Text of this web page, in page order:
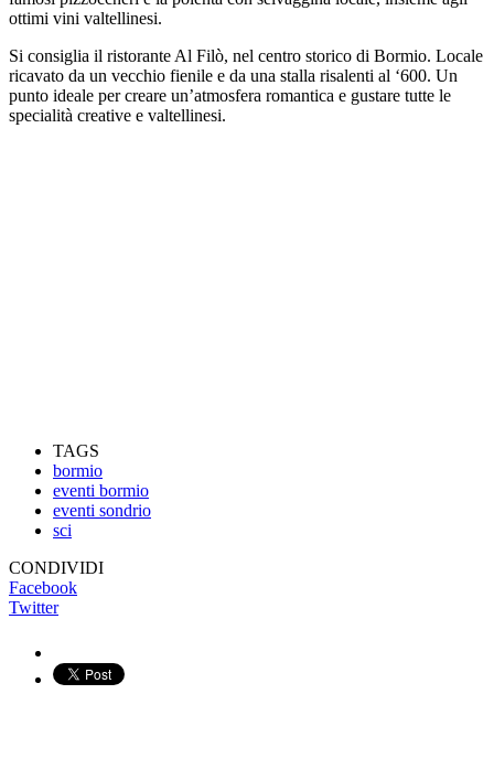
ottimi vini valtellinesi.
Si consiglia il ristorante Al Filò, nel centro storico di Bormio. Locale
ricavato da un vecchio fienile e da una stalla risalenti al ‘600. Un
punto ideale per creare un’atmosfera romantica e gustare tutte le
specialità creative e valtellinesi.
TAGS
bormio
eventi bormio
eventi sondrio
sci
CONDIVIDI
Facebook
Twitter